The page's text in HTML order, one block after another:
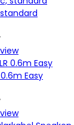
0.6m Easy